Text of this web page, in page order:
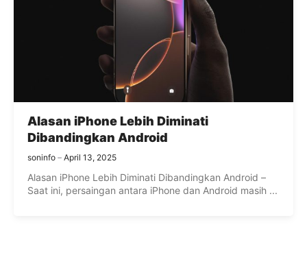
Alasan iPhone Lebih Diminati
Dibandingkan Android
soninfo April 13, 2025
Alasan iPhone Lebih Diminati Dibandingkan Android –
Saat ini, persaingan antara iPhone dan Android masih ...